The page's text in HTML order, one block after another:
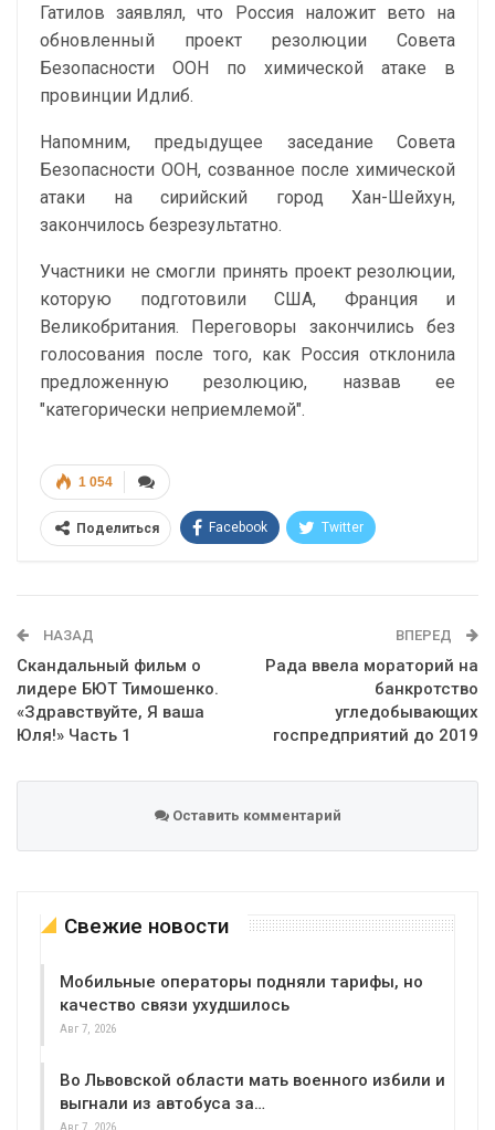
Гатилов заявлял, что Россия наложит вето на
обновленный проект резолюции Совета
Безопасности ООН по химической атаке в
провинции Идлиб.
Напомним, предыдущее заседание Совета
Безопасности ООН, созванное после химической
атаки на сирийский город Хан-Шейхун,
закончилось безрезультатно.
Участники не смогли принять проект резолюции,
которую подготовили США, Франция и
Великобритания. Переговоры закончились без
голосования после того, как Россия отклонила
предложенную резолюцию, назвав ее
"категорически неприемлемой".
1 054
Поделиться Facebook Twitter
НАЗАД
Скандальный фильм о
лидере БЮТ Тимошенко.
«Здравствуйте, Я ваша
Юля!» Часть 1
ВПЕРЕД
Рада ввела мораторий на
банкротство
угледобывающих
госпредприятий до 2019
Оставить комментарий
Свежие новости
Мобильные операторы подняли тарифы, но
качество связи ухудшилось
Авг 7, 2026
Во Львовской области мать военного избили и
выгнали из автобуса за…
Авг 7, 2026